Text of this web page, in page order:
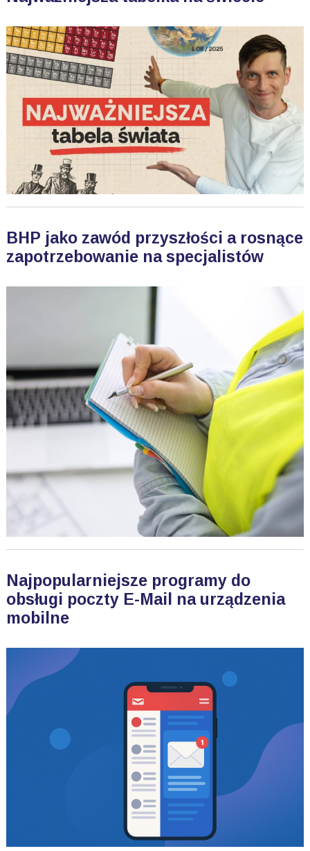
BHP jako zawód przyszłości a rosnące
zapotrzebowanie na specjalistów
Najpopularniejsze programy do
obsługi poczty E-Mail na urządzenia
mobilne